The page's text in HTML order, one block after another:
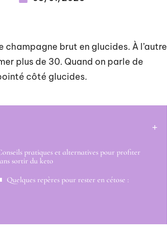
champagne brut en glucides. À l’autre
plus de 30. Quand on parle de
côté glucides.
pratiques et alternatives pour profiter
sortir du keto
Quelques repères pour rester en cétose :